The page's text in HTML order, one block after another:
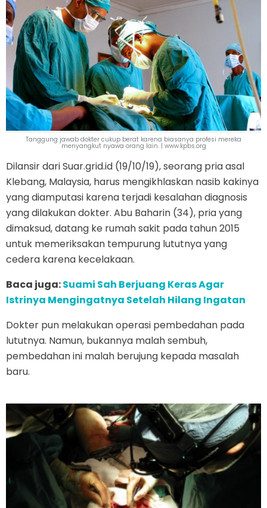
Tanggung jawab dokter cukup berat karena biasanya profesi mereka
menyangkut nyawa orang lain. | www.kpbs.org
Dilansir dari Suar.grid.id (19/10/19), seorang pria asal
Klebang, Malaysia, harus mengikhlaskan nasib kakinya
yang diamputasi karena terjadi kesalahan diagnosis
yang dilakukan dokter. Abu Baharin (34), pria yang
dimaksud, datang ke rumah sakit pada tahun 2015
untuk memeriksakan tempurung lututnya yang
cedera karena kecelakaan.
Baca juga:Suami Sah Berjuang Keras Agar
Istrinya Mengingatnya Setelah Hilang Ingatan
Dokter pun melakukan operasi pembedahan pada
lututnya. Namun, bukannya malah sembuh,
pembedahan ini malah berujung kepada masalah
baru.